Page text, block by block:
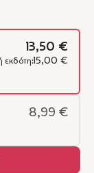
13,50 €
εκδότη: 15,00 €
8,99 €